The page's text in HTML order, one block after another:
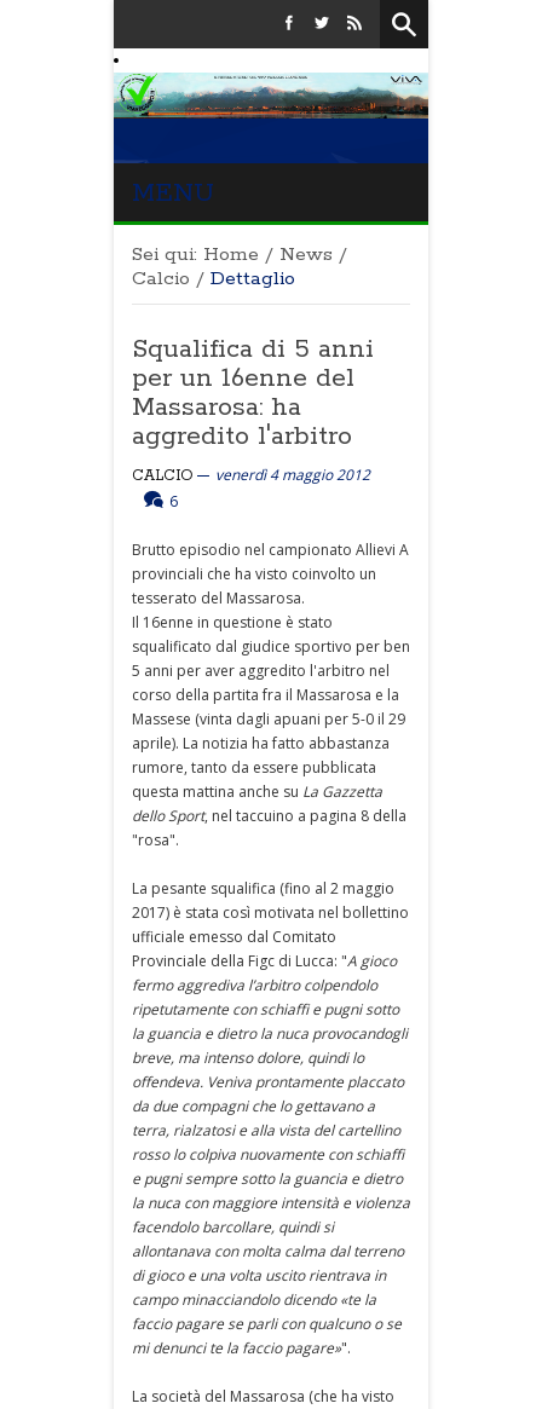
MENU
Sei qui: Home / News /
Calcio / Dettaglio
Squalifica di 5 anni
per un 16enne del
Massarosa: ha
aggredito l'arbitro
CALCIO
venerdì 4 maggio 2012
6
Brutto episodio nel campionato Allievi A
provinciali che ha visto coinvolto un
tesserato del Massarosa.
Il 16enne in questione è stato
squalificato dal giudice sportivo per ben
5 anni per aver aggredito l'arbitro nel
corso della partita fra il Massarosa e la
Massese (vinta dagli apuani per 5-0 il 29
aprile). La notizia ha fatto abbastanza
rumore, tanto da essere pubblicata
questa mattina anche su La Gazzetta
dello Sport, nel taccuino a pagina 8 della
"rosa".
La pesante squalifica (fino al 2 maggio
2017) è stata così motivata nel bollettino
ufficiale emesso dal Comitato
Provinciale della Figc di Lucca: "A gioco
fermo aggrediva l’arbitro colpendolo
ripetutamente con schiaffi e pugni sotto
la guancia e dietro la nuca provocandogli
breve, ma intenso dolore, quindi lo
offendeva. Veniva prontamente placcato
da due compagni che lo gettavano a
terra, rialzatosi e alla vista del cartellino
rosso lo colpiva nuovamente con schiaffi
e pugni sempre sotto la guancia e dietro
la nuca con maggiore intensità e violenza
facendolo barcollare, quindi si
allontanava con molta calma dal terreno
di gioco e una volta uscito rientrava in
campo minacciandolo dicendo «te la
faccio pagare se parli con qualcuno o se
mi denunci te la faccio pagare»".
La società del Massarosa (che ha visto